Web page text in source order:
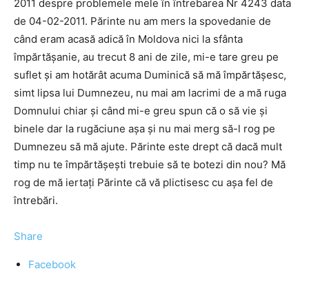
2011 despre problemele mele în întrebarea Nr 4243 data
de 04-02-2011. Părinte nu am mers la spovedanie de
când eram acasă adică în Moldova nici la sfânta
împărtăşanie, au trecut 8 ani de zile, mi-e tare greu pe
suflet şi am hotărât acuma Duminică să mă împărtăşesc,
simt lipsa lui Dumnezeu, nu mai am lacrimi de a mă ruga
Domnului chiar şi când mi-e greu spun că o să vie şi
binele dar la rugăciune aşa şi nu mai merg să-l rog pe
Dumnezeu să mă ajute. Părinte este drept că dacă mult
timp nu te împărtăşeşti trebuie să te botezi din nou? Mă
rog de mă iertaţi Părinte că vă plictisesc cu aşa fel de
întrebări.
Share
Facebook